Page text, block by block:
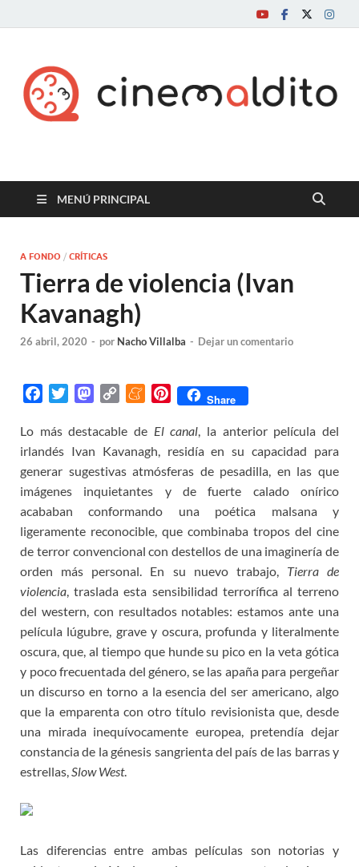
Cine maldito
MENÚ PRINCIPAL
A FONDO / CRÍTICAS
Tierra de violencia (Ivan
Kavanagh)
26 abril, 2020 - por Nacho Villalba - Dejar un comentario
c
e
b
o
o
k
i
t
t
e
r
M
s
t
o
d
o
n
p
y
L
i
n
k
M
n
e
a
m
e
P
n
t
e
r
s
t
Share
Lo más destacable de El canal, la anterior película del
irlandés Ivan Kavanagh, residía en su capacidad para
generar sugestivas atmósferas de pesadilla, en las que
imágenes inquietantes y de fuerte calado onírico
acababan conformando una poética malsana y
ligeramente reconocible, que combinaba tropos del cine
de terror convencional con destellos de una imaginería de
orden más personal. En su nuevo trabajo, Tierra de
violencia, traslada esta sensibilidad terrorífica al terreno
del western, con resultados notables: estamos ante una
película lúgubre, grave y oscura, profunda y literalmente
oscura, que, al tiempo que hunde su pico en la veta gótica
y poco frecuentada del género, se las apaña para pergeñar
un discurso en torno a la esencia del ser americano, algo
que la emparenta con otro título revisionista que, desde
una mirada inequívocamente europea, pretendía dejar
constancia de la génesis sangrienta del país de las barras y
estrellas,Slow West.
Las diferencias entre ambas películas son notorias y